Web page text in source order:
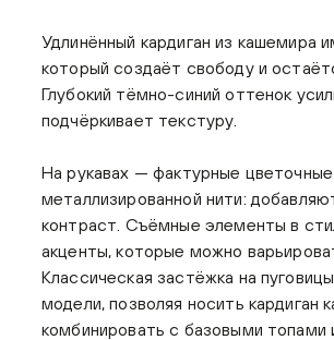
Удлинённый кардиган из кашемира
который создаёт свободу и
Глубокий тёмно-синий оттенок
подчёркивает текстуру.
На рукавах — фактурные
металлизированной нити:
контраст. Съёмные элементы в
акценты, которые можно
Классическая застёжка на
модели, позволяя носить кардиган
комбинировать с базовыми топами